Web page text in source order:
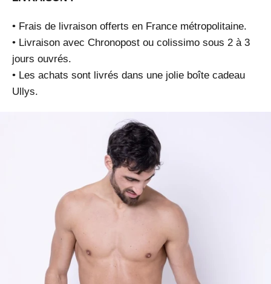
• Frais de livraison offerts en France métropolitaine.
• Livraison avec Chronopost ou colissimo sous 2 à 3
jours ouvrés.
• Les achats sont livrés dans une jolie boîte cadeau
Ullys.